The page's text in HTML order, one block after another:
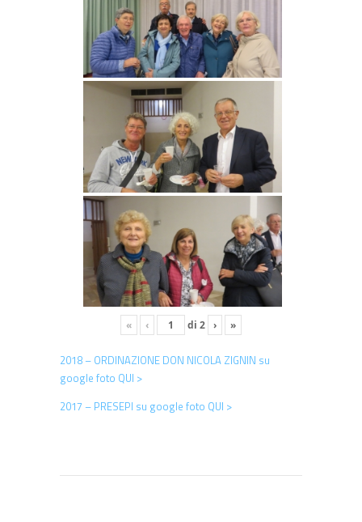
« ‹ di 2 › »
2018 – ORDINAZIONE DON NICOLA ZIGNIN su
google foto QUI >
2017 – PRESEPI su google foto QUI >